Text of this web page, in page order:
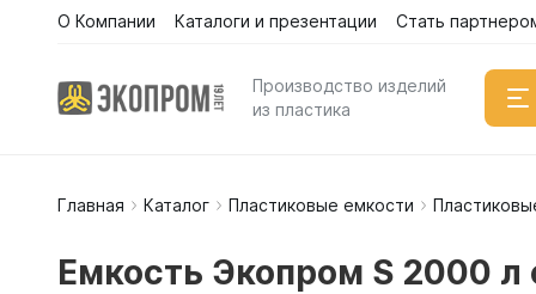
О Компании Каталоги и презентации Стать
Производство изделий
из пластика
Главная Каталог Пластиковые емкости
Емкость Экопром S 2000 л